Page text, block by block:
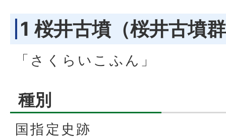
1 桜井古墳（桜井古墳
「さくらいこふん」
種別
国指定史跡